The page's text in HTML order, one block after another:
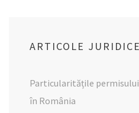
ARTICOLE JURIDICE
Particularitățile
în România